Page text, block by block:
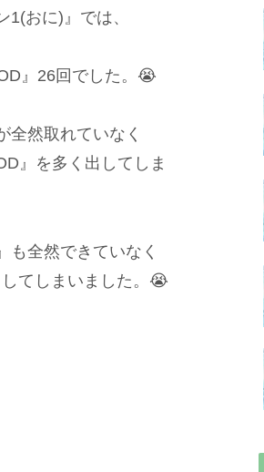
1(おに)』では、
』26回でした。😭
全然取れていなく
』を多く出してしま
も全然できていなく
てしまいました。😭